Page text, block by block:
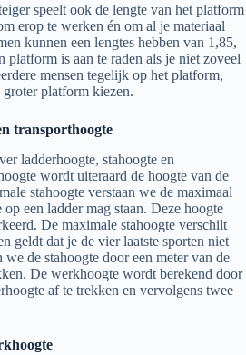
speelt ook de lengte van het platform
erop te werken én om al je materiaal
kunnen een lengtes hebben van 1,85,
platform is aan te raden als je niet zoveel
mensen tegelijk op het platform,
platform kiezen.
transporthoogte
ladderhoogte, stahoogte en
wordt uiteraard de hoogte van de
stahoogte verstaan we de maximaal
een ladder mag staan. Deze hoogte
De maximale stahoogte verschilt
geldt dat je de vier laatste sporten niet
de stahoogte door een meter van de
De werkhoogte wordt berekend door
af te trekken en vervolgens twee